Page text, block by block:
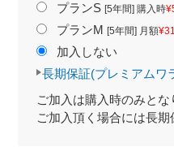
プランS [5年間] 購入時
プランM [5年間] 月額
加入しない
長期保証(プレミアムワ
ご加入は購入時のみとな
ご加入頂く場合には長